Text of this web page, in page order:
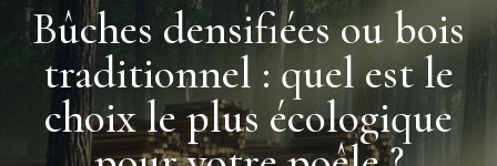
Bûches densifiées ou bois
traditionnel : quel est le
choix le plus écologique